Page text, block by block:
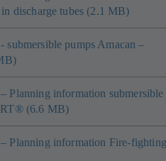
discharge tubes (2.1 MB)
pumps Amacan –
Planning information submersible
(6.6 MB)
Planning information Fire-fighting